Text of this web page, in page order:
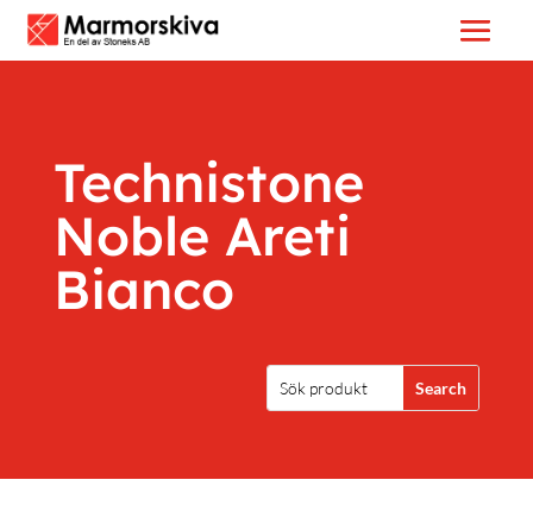
Technistone
Noble Areti
Bianco